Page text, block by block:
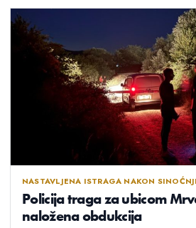
NASTAVLJENA ISTRAGA NAKON
Policija traga za ubicom
naložena obdukcija